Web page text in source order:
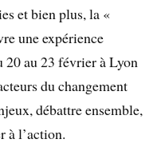
et bien plus, la «
une expérience
20 au 23 février à Lyon
du changement
débattre ensemble,
à l’action.